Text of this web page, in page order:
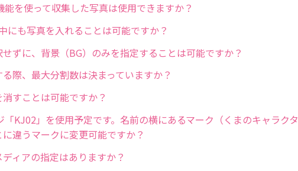
能を使って収集した写真は使用できますか？
にも写真を入れることは可能ですか？
ずに、背景（BG）のみを指定することは可能ですか？
際、最大分割数は決まっていますか？
すことは可能ですか？
「KJ02」を使用予定です。名前の横にあるマーク（くまのキャラクタ
違うマークに変更可能ですか？
ィアの指定はありますか？